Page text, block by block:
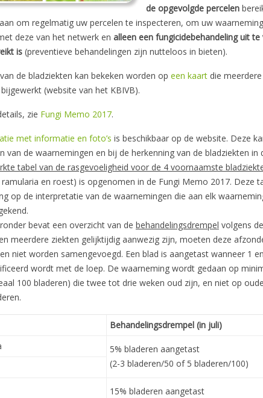
de opgevolgde percelen
om regelmatig uw percelen te inspecteren, om uw
deze van het netwerk en alleen een fungicidebehandeling uit
is (preventieve behandelingen zijn nutteloos in bieten).
de bladziekten kan bekeken worden op een kaart die
(website van het KBIVB).
zie Fungi Memo 2017.
met informatie en foto’s is beschikbaar op de website. Deze
van de waarnemingen en bij de herkenning van de bladziekten in
tabel van de rasgevoeligheid voor de 4 voornaamste
en roest) is opgenomen in de Fungi Memo 2017. Deze
op de interpretatie van de waarnemingen die aan elk
bevat een overzicht van de behandelingsdrempel volgens
meerdere ziekten gelijktijdig aanwezig zijn, moeten deze
niet worden samengevoegd. Een blad is aangetast wanneer 1
wordt met de loep. De waarneming wordt gedaan op
100 bladeren) die twee tot drie weken oud zijn, en niet op
Behandelingsdrempel (in juli)
5% bladeren aangetast
(2-3 bladeren/50 of 5 bladeren/100)
15% bladeren aangetast